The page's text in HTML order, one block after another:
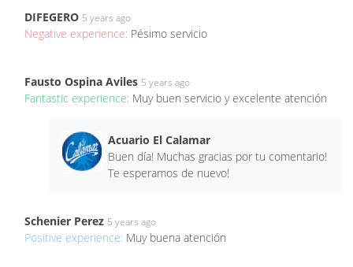
DIFEGERO 5 years ago
Negative experience: Pésimo servicio
Fausto Ospina Aviles 5 years ago
Fantastic experience: Muy buen servicio y excelente atención
Acuario El Calamar
Buen día! Muchas gracias por tu comentario!
Te esperamos de nuevo!
Schenier Perez 5 years ago
Positive experience: Muy buena atención